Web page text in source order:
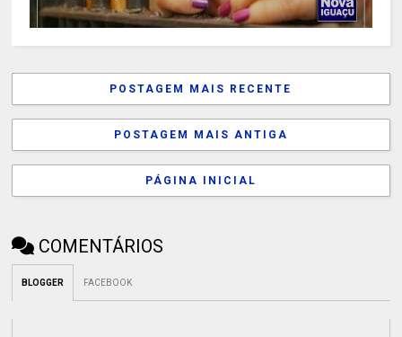
POSTAGEM MAIS RECENTE
POSTAGEM MAIS ANTIGA
PÁGINA INICIAL
COMENTÁRIOS
BLOGGER FACEBOOK